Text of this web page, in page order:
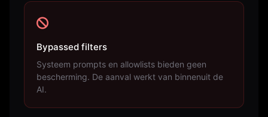
Bypassed filters
Systeem prompts en allowlists bieden geen
bescherming. De aanval werkt van binnenuit de
AI.